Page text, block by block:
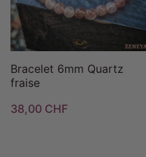
Bracelet 6mm Quartz
fraise
38,00 CHF